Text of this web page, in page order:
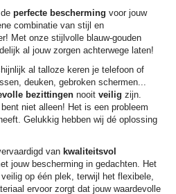
perfecte bescherming voor jouw
combinatie van stijl en
Met onze stijlvolle blauw-gouden
al jouw zorgen achterwege laten!
al talloze keren je telefoon of
deuken, gebroken schermen...
bezittingen nooit veilig zijn.
niet alleen! Het is een probleem
Gelukkig hebben wij dé oplossing
van kwaliteitsvol
jouw bescherming in gedachten. Het
op één plek, terwijl het flexibele,
ervoor zorgt dat jouw waardevolle